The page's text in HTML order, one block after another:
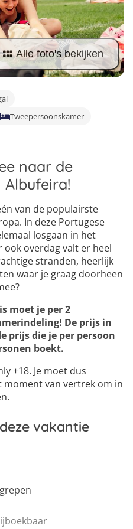
Alle foto's bekijken
Tweepersoonskamer
naar de
van de populairste
In deze Portugese
losgaan in het
overdag valt er heel
stranden, heerlijk
waar je graag doorheen
moet je per 2
De prijs in
prijs die je per persoon
boekt.
+18. Je moet dus
van vertrek om in
vakantie